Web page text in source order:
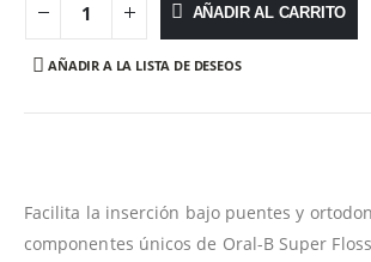
AÑADIR AL CARRITO
AÑADIR A LA LISTA DE DESEOS
Facilita la inserción bajo puentes y
componentes únicos de Oral-B Super